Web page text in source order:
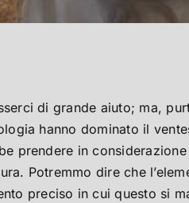
di grande aiuto; ma,
hanno dominato il
prendere in
Potremmo dire che
preciso in cui questo si